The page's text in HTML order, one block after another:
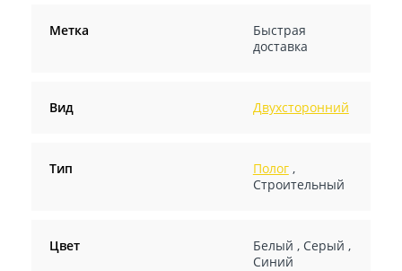
Метка
Быстрая
доставка
Вид Двухсторонний
Тип Полог,
Строительный
Цвет Белый , Серый ,
Синий